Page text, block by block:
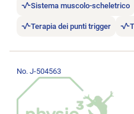
Sistema muscolo-scheletrico
Terapia dei punti trigger
No. J-504563